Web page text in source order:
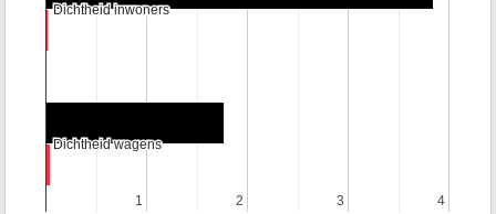
1
1 2
2 3
3 4
4
Dichtheid inwoners
Dichtheid inwoners
Dichtheid wagens
Dichtheid wagens